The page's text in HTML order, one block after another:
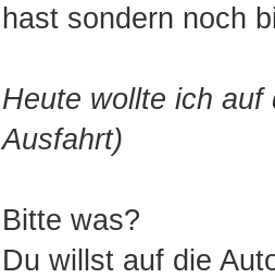
hast sondern noch
Heute wollte ich auf
Ausfahrt)
Bitte was?
Du willst auf die